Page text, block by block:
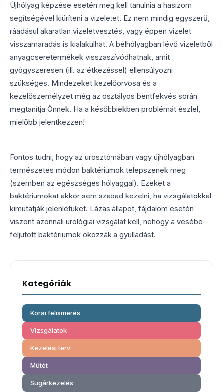
Újhólyag képzése esetén meg kell tanulnia a hasizom
segítségével kiüríteni a vizeletet. Ez nem mindig egyszerű,
ráadásul akaratlan vizeletvesztés, vagy éppen vizelet
visszamaradás is kialakulhat. A bélhólyagban lévő vizeletből
anyagcseretermékek visszaszívódhatnak, amit
gyógyszeresen (ill. az étkezéssel) ellensúlyozni
szükséges. Mindezeket kezelőorvosa és a
kezelőszemélyzet még az osztályos bentfekvés során
megtanítja Önnek. Ha a későbbiekben problémát észlel,
mielőbb jelentkezzen!
Fontos tudni, hogy az urosztómában vagy újhólyagban
természetes módon baktériumok telepszenek meg
(szemben az egészséges hólyaggal). Ezeket a
baktériumokat akkor sem szabad kezelni, ha vizsgálatokkal
kimutatják jelenlétüket. Lázas állapot, fájdalom esetén
viszont azonnali urológiai vizsgálat kell, nehogy a vesébe
feljutott baktériumok okozzák a gyulladást.
Kategóriák
Korai felismerés
Vizsgálatok
Kezelési terv
Műtét
Sugárkezelés